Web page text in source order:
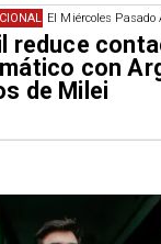
El Miércoles Pasado
reduce
con
de Milei